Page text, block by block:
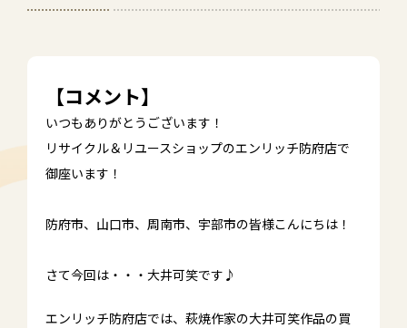
【コメント】
いつもありがとうございます！
リサイクル＆リユースショップのエンリッチ防府店で
御座います！
防府市、山口市、周南市、宇部市の皆様こんにちは！
さて今回は・・・大井可笑です♪
エンリッチ防府店では、萩焼作家の大井可笑作品の買